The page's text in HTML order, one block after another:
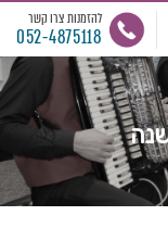
להזמנות צרו קשר
052-4875118